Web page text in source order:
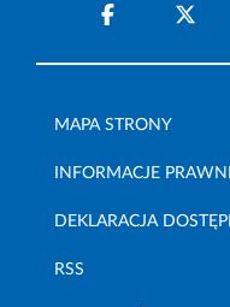
MAPA STRONY
INFORMACJE
DEKLARACJA
RSS